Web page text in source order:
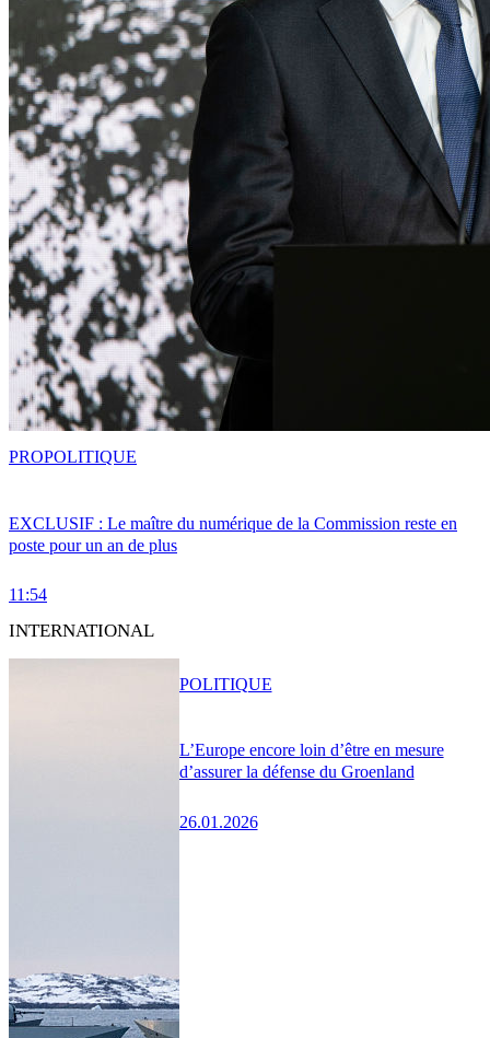
EXCLUSIF : Le maître du numérique de la Commission reste en
poste pour un an de plus
11:54
PROPOLITIQUE
INTERNATIONAL
L’Europe encore loin d’être en mesure
d’assurer la défense du Groenland
26.01.2026
POLITIQUE